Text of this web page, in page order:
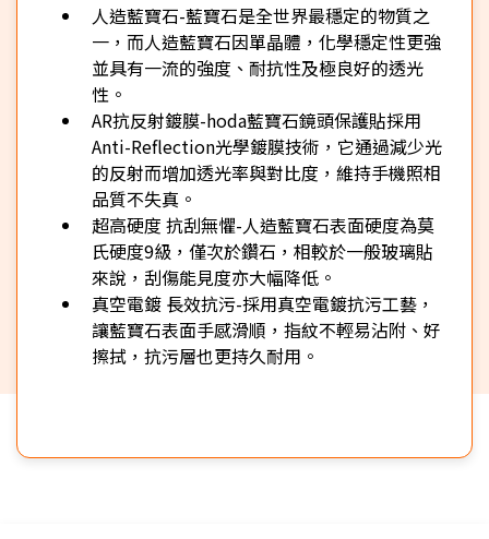
人造藍寶石-藍寶石是全世界最穩定的物質之
一，而人造藍寶石因單晶體，化學穩定性更強
並具有一流的強度、耐抗性及極良好的透光
性。
AR抗反射鍍膜-hoda藍寶石鏡頭保護貼採用
Anti-Reflection光學鍍膜技術，它通過減少光
的反射而增加透光率與對比度，維持手機照相
品質不失真。
超高硬度 抗刮無懼-人造藍寶石表面硬度為莫
氏硬度9級，僅次於鑽石，相較於一般玻璃貼
來說，刮傷能見度亦大幅降低。
真空電鍍 長效抗污-採用真空電鍍抗污工藝，
讓藍寶石表面手感滑順，指紋不輕易沾附、好
擦拭，抗污層也更持久耐用。